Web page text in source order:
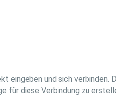
eingeben und sich verbinden.
für diese Verbindung zu